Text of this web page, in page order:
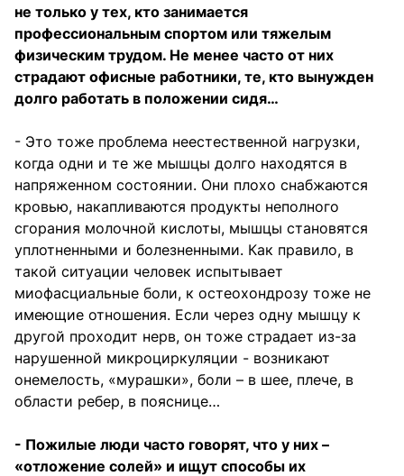
не только у тех, кто занимается
профессиональным спортом или тяжелым
физическим трудом. Не менее часто от них
страдают офисные работники, те, кто вынужден
долго работать в положении сидя…
- Это тоже проблема неестественной нагрузки,
когда одни и те же мышцы долго находятся в
напряженном состоянии. Они плохо снабжаются
кровью, накапливаются продукты неполного
сгорания молочной кислоты, мышцы становятся
уплотненными и болезненными. Как правило, в
такой ситуации человек испытывает
миофасциальные боли, к остеохондрозу тоже не
имеющие отношения. Если через одну мышцу к
другой проходит нерв, он тоже страдает из-за
нарушенной микроциркуляции - возникают
онемелость, «мурашки», боли – в шее, плече, в
области ребер, в пояснице…
- Пожилые люди часто говорят, что у них –
«отложение солей» и ищут способы их